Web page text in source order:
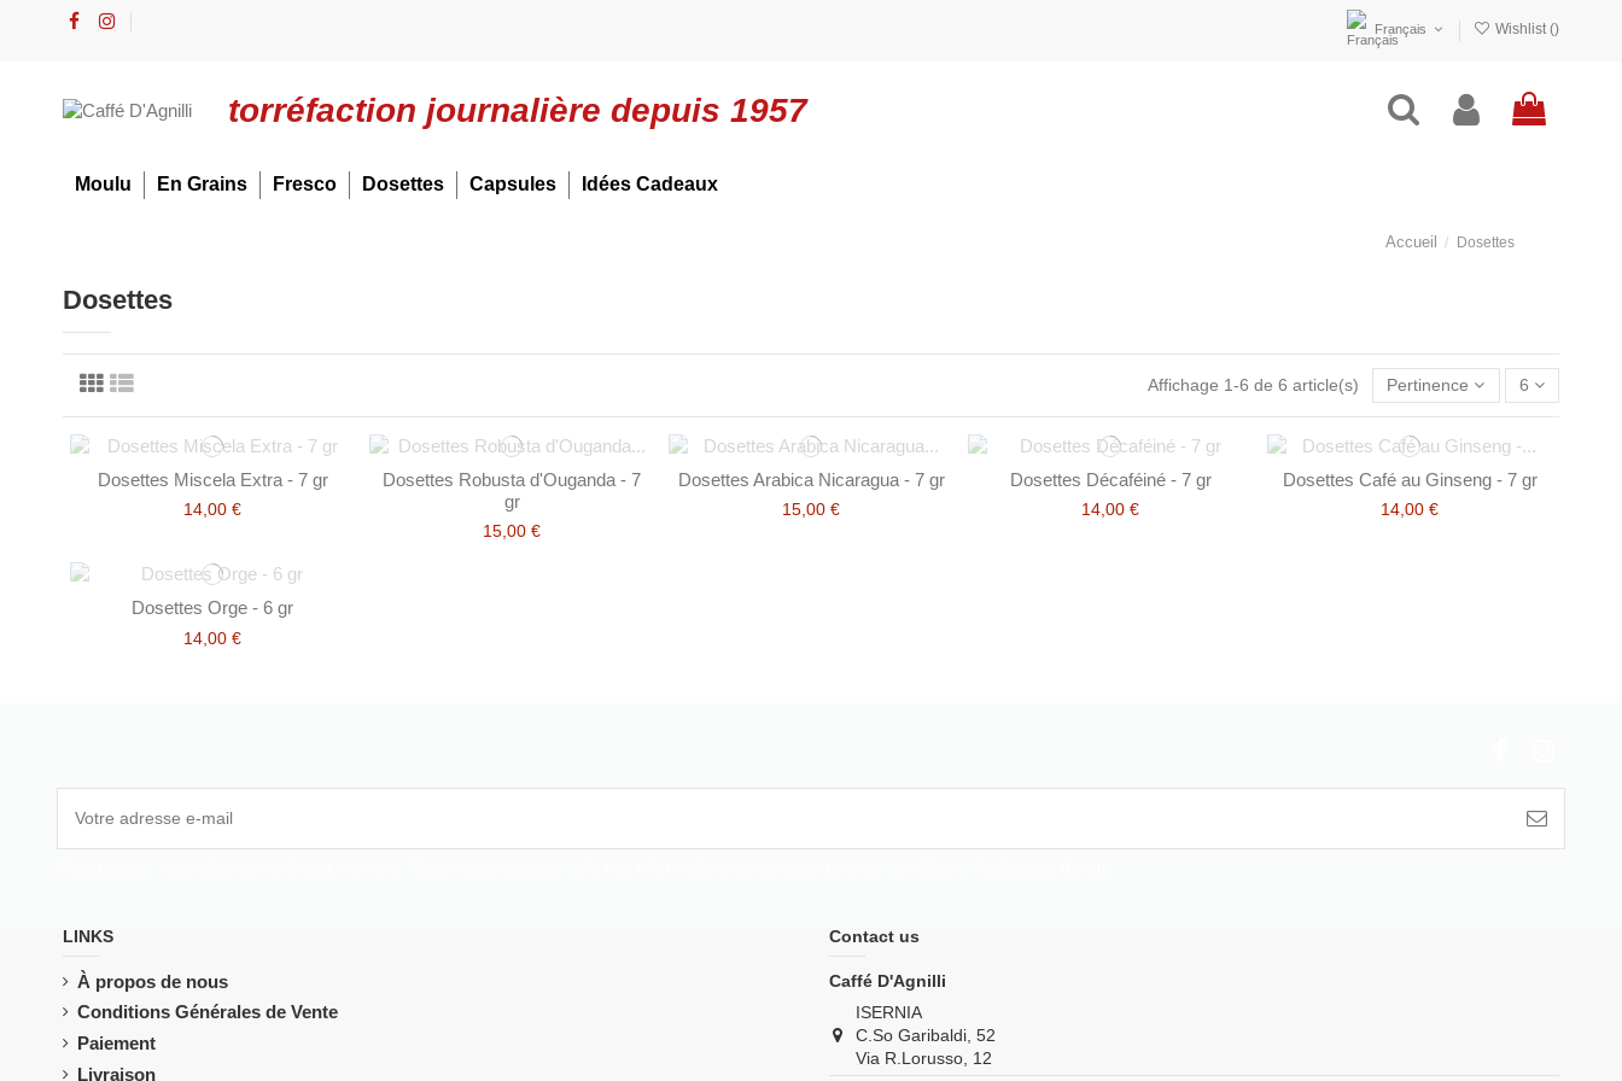
Français Wishlist ()
torréfaction journalière depuis 1957
Moulu En Grains Fresco Dosettes Capsules Idées Cadeaux
Accueil Dosettes
Dosettes
Affichage 1-6 de 6 article(s) Pertinence 6
Dosettes Miscela Extra - 7 gr
14,00 €
Dosettes Robusta d'Ouganda - 7
gr
15,00 €
Dosettes Arabica Nicaragua - 7 gr
15,00 €
Dosettes Décaféiné - 7 gr
14,00 €
Dosettes Café au Ginseng - 7 gr
14,00 €
Dosettes Orge - 6 gr
14,00 €
LINKS
À propos de nous
Conditions Générales de Vente
Paiement
Livraison
Contact us
Caffé D'Agnilli
ISERNIA
C.So Garibaldi, 52
Via R.Lorusso, 12